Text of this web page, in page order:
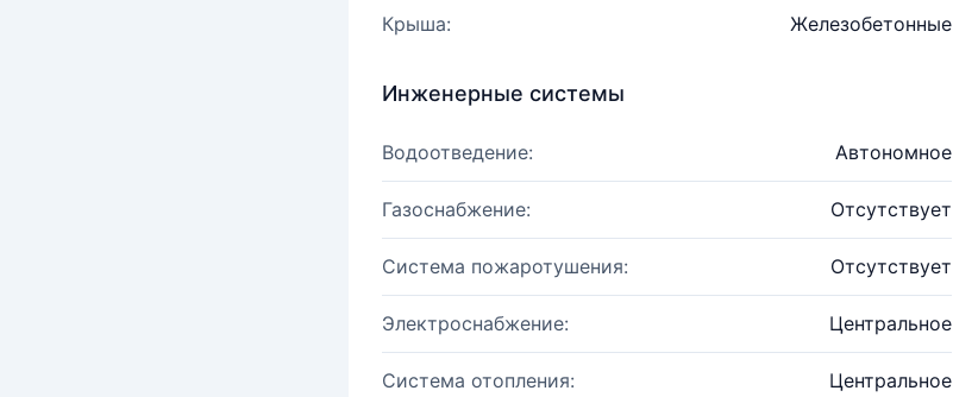
Крыша: Железобетонные
Инженерные системы
Водоотведение: Автономное
Газоснабжение: Отсутствует
Система пожаротушения: Отсутствует
Электроснабжение: Центральное
Система отопления: Центральное